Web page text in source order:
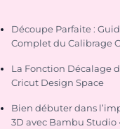
Découpe Parfaite :
Complet du Calibrage
La Fonction Décalage
Cricut Design Space
Bien débuter dans
3D avec Bambu Studio •